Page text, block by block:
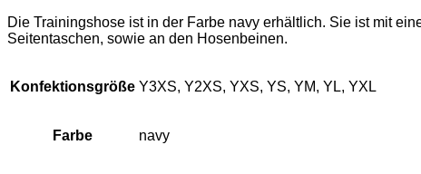
Die Trainingshose ist in der Farbe navy erhältlich. Sie ist mit
Seitentaschen, sowie an den Hosenbeinen.
Konfektionsgröße Y3XS, Y2XS, YXS, YS, YM, YL, YXL
Farbe navy